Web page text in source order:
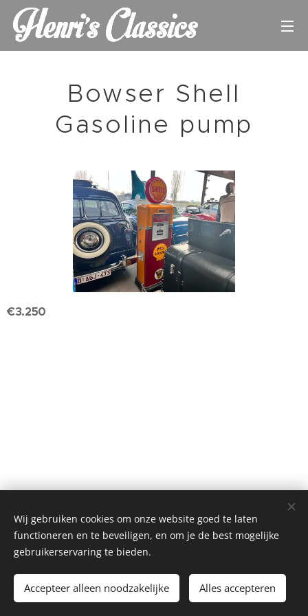
Bowser Shell
Gasoline pump
€3.250
© Henri's classics
Cookies
Languages
Nederlands
American English Français
Wij gebruiken cookies om onze website goed te laten
functioneren en te beveiligen, en om je de best mogelijke
gebruikerservaring te bieden.
Accepteer alleen noodzakelijke Alles accepteren